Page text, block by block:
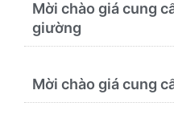
Mời chào giá cung
giường
Mời chào giá cung